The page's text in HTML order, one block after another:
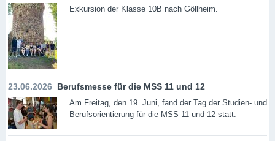
Exkursion der Klasse 10B nach Göllheim.
23.06.2026 Berufsmesse für die MSS 11 und 12
Am Freitag, den 19. Juni, fand der Tag der Studien- und
Berufsorientierung für die MSS 11 und 12 statt.